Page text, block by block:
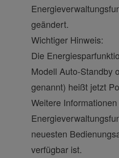
geändert.
Wichtiger Hinweis:
Die
Modell Auto-Standby
genannt) heißt jetzt
Weitere
neuesten
verfügbar ist.